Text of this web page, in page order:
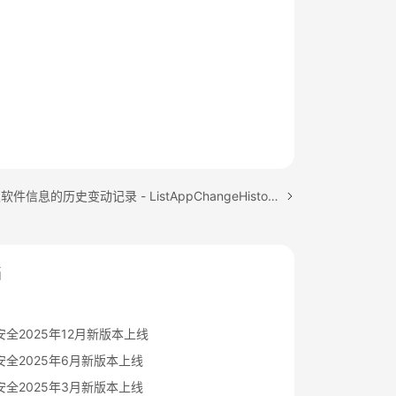
下一篇：获取软件信息的历史变动记录 - ListAppChangeHistories
全2025年12月新版本上线
全2025年6月新版本上线
全2025年3月新版本上线